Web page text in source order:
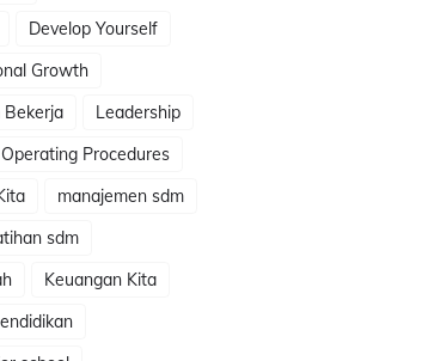
Develop Yourself
Growth
Bekerja
Leadership
Procedures
manajemen sdm
sdm
Keuangan Kita